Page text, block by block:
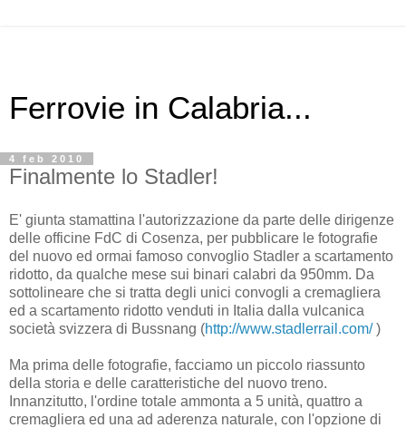
Ferrovie in Calabria...
4 feb 2010
Finalmente lo Stadler!
E' giunta stamattina l'autorizzazione da parte delle dirigenze
delle officine FdC di Cosenza, per pubblicare le fotografie
del nuovo ed ormai famoso convoglio Stadler a scartamento
ridotto, da qualche mese sui binari calabri da 950mm. Da
sottolineare che si tratta degli unici convogli a cremagliera
ed a scartamento ridotto venduti in Italia dalla vulcanica
società svizzera di Bussnang (http://www.stadlerrail.com/)
Ma prima delle fotografie, facciamo un piccolo riassunto
della storia e delle caratteristiche del nuovo treno.
Innanzitutto, l'ordine totale ammonta a 5 unità, quattro a
cremagliera ed una ad aderenza naturale, con l'opzione di